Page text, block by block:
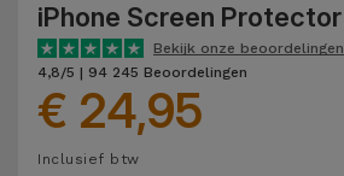
OnePlus
Google
Dyson
Refurbished
Consoles
Bekijk
alles
Hoofdtelefoons
en
Luidsprekers
Smartwatches
iPhone Screen Protector
Bekijk onze beoordelingen
4,8/5 | 94 245 Beoordelingen
€ 24,95
Inclusief btw